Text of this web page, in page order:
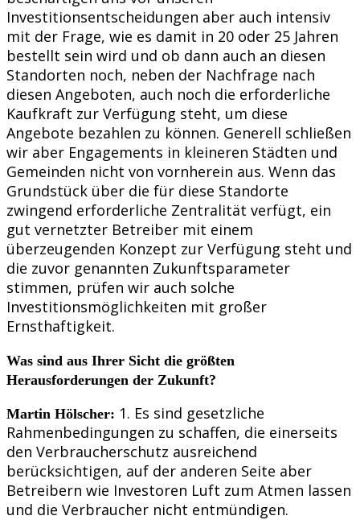
Investitionsentscheidungen aber auch intensiv
mit der Frage, wie es damit in 20 oder 25 Jahren
bestellt sein wird und ob dann auch an diesen
Standorten noch, neben der Nachfrage nach
diesen Angeboten, auch noch die erforderliche
Kaufkraft zur Verfügung steht, um diese
Angebote bezahlen zu können. Generell schließen
wir aber Engagements in kleineren Städten und
Gemeinden nicht von vornherein aus. Wenn das
Grundstück über die für diese Standorte
zwingend erforderliche Zentralität verfügt, ein
gut vernetzter Betreiber mit einem
überzeugenden Konzept zur Verfügung steht und
die zuvor genannten Zukunftsparameter
stimmen, prüfen wir auch solche
Investitionsmöglichkeiten mit großer
Ernsthaftigkeit.
Was sind aus Ihrer Sicht die größten
Herausforderungen der Zukunft?
Martin Hölscher: 1. Es sind gesetzliche
Rahmenbedingungen zu schaffen, die einerseits
den Verbraucherschutz ausreichend
berücksichtigen, auf der anderen Seite aber
Betreibern wie Investoren Luft zum Atmen lassen
und die Verbraucher nicht entmündigen.